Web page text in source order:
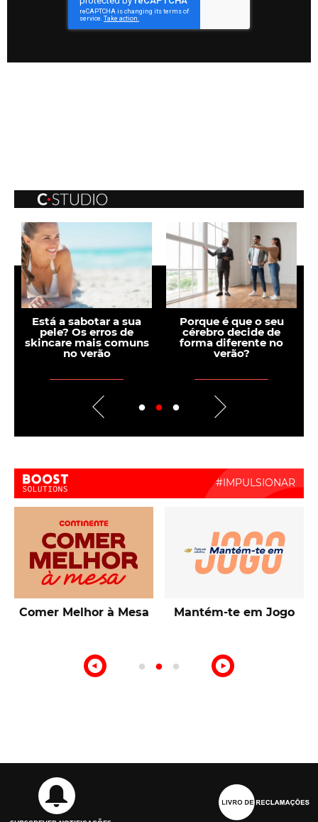
Medicina de precisão:
quando o tratamento
se ajusta ao ADN do
tumor
Menopausa: comer
bem para se sentir
melhor
Boost Activate
Talentos de Lisboa
10ª Edição Prémio